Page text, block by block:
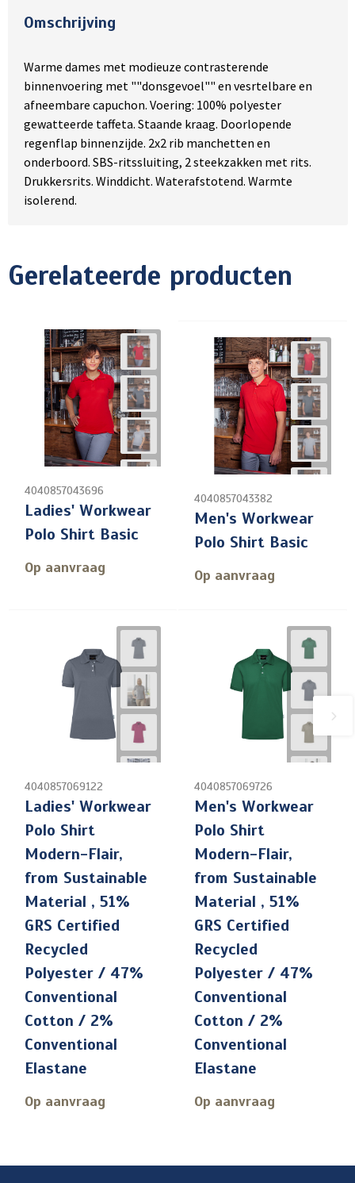
Omschrijving
Warme dames met modieuze contrasterende
binnenvoering met ""donsgevoel"" en vesrtelbare en
afneembare capuchon. Voering: 100% polyester
gewatteerde taffeta. Staande kraag. Doorlopende
regenflap binnenzijde. 2x2 rib manchetten en
onderboord. SBS-ritssluiting, 2 steekzakken met rits.
Drukkersrits. Winddicht. Waterafstotend. Warmte
isolerend.
Gerelateerde producten
4040857043696
Ladies' Workwear
Polo Shirt Basic
Op aanvraag
4040857043382
Men's Workwear
Polo Shirt Basic
Op aanvraag
4040857069122
Ladies' Workwear
Polo Shirt
Modern-Flair,
from Sustainable
Material , 51%
GRS Certified
Recycled
Polyester / 47%
Conventional
Cotton / 2%
Conventional
Elastane
Op aanvraag
4040857069726
Men's Workwear
Polo Shirt
Modern-Flair,
from Sustainable
Material , 51%
GRS Certified
Recycled
Polyester / 47%
Conventional
Cotton / 2%
Conventional
Elastane
Op aanvraag